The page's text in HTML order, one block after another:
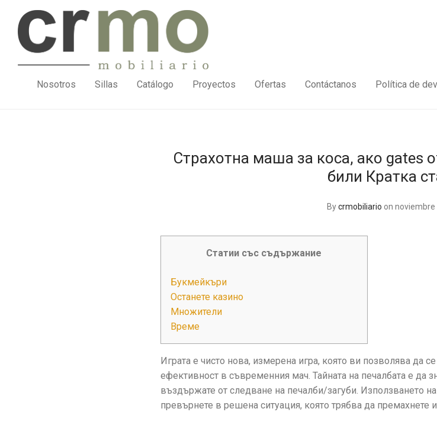
Nosotros Sillas Catálogo Proyectos Ofertas Contáctanos Política de
Страхотна маша за коса, ако gates
били Кратка
Bycrmobiliario on noviembre
Статии със съдържание
Букмейкъри
Останете казино
Множители
Време
Играта е чисто нова, измерена игра, която ви позволява да
ефективност в съвременния мач. Тайната на печалбата е да
въздържате от следване на печалби/загуби. Използването
превърнете в решена ситуация, която трябва да премахнете